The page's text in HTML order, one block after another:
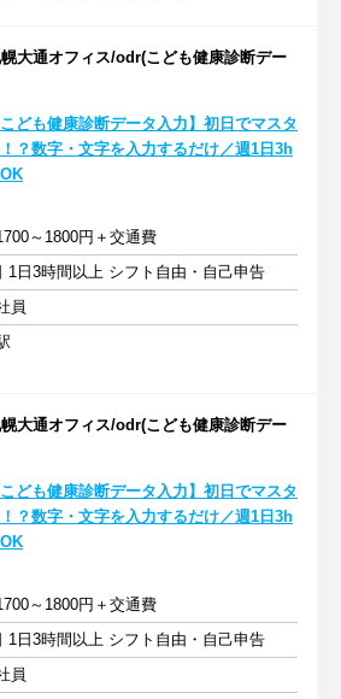
大通オフィス/odr(こども健康診断デー
こども健康診断データ入力】初日でマスタ
？数字・文字を入力するだけ／週1日3h
～1800円＋交通費
1日3時間以上 シフト自由・自己申告
員
大通オフィス/odr(こども健康診断デー
こども健康診断データ入力】初日でマスタ
？数字・文字を入力するだけ／週1日3h
～1800円＋交通費
1日3時間以上 シフト自由・自己申告
員